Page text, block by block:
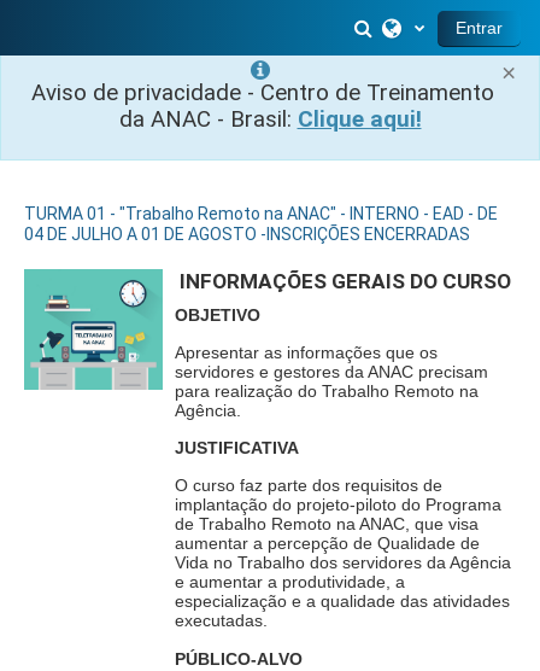
×
Aviso de privacidade - Centro de Treinamento
da ANAC - Brasil: Clique aqui!
Alternar entrada
Entrar
TURMA 01 - "Trabalho Remoto na ANAC" - INTERNO - EAD - DE
04 DE JULHO A 01 DE AGOSTO -INSCRIÇÕES ENCERRADAS
INFORMAÇÕES GERAIS DO CURSO
OBJETIVO
Apresentar as informações que os
servidores e gestores da ANAC precisam
para realização do Trabalho Remoto na
Agência.
JUSTIFICATIVA
O curso faz parte dos requisitos de
implantação do projeto-piloto do Programa
de Trabalho Remoto na ANAC, que visa
aumentar a percepção de Qualidade de
Vida no Trabalho dos servidores da Agência
e aumentar a produtividade, a
especialização e a qualidade das atividades
executadas.
PÚBLICO-ALVO